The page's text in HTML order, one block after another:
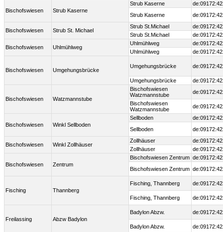
Bischofswiesen Strub Kaserne
Strub Kaserne
Strub Kaserne
Bischofswiesen Strub St. Michael
Strub St.Michael
Strub St.Michael
Bischofswiesen Uhlmühlweg
Uhlmühlweg
Uhlmühlweg
Bischofswiesen Umgehungsbrücke
Umgehungsbrücke
Umgehungsbrücke
Bischofswiesen Watzmannstube
Bischofswiesen
Watzmannstube
Bischofswiesen
Watzmannstube
Bischofswiesen Winkl Sellboden
Sellboden
Sellboden
Bischofswiesen Winkl Zollhäuser
Zollhäuser
Zollhäuser
Bischofswiesen Zentrum
Bischofswiesen Zentrum
Bischofswiesen Zentrum
Fisching Thannberg
Fisching, Thannberg
Fisching, Thannberg
Freilassing Abzw Badylon
Badylon Abzw.
Badylon Abzw.